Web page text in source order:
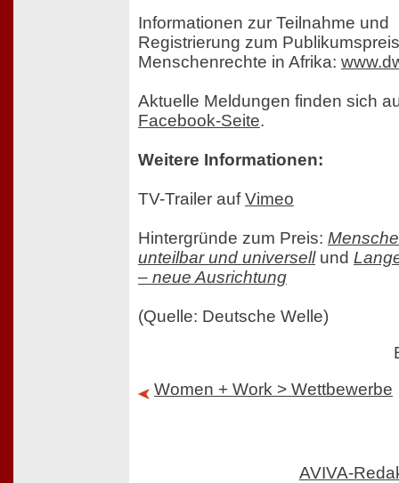
Informationen zur Teilnahme und
Registrierung zum
Menschenrechte in Afrika:
Aktuelle Meldungen finden sich
Facebook-Seite.
Weitere Informationen:
TV-Trailer aufVimeo
Hintergründe zum Preis:
unteilbar und universellund
– neue Ausrichtung
(Quelle: Deutsche Welle)
Women + Work > Wettbewerbe
AVIVA-